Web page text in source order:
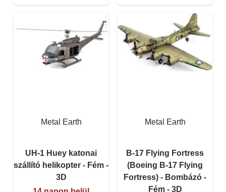
Metal Earth
UH-1 Huey katonai
szállító helikopter - Fém -
3D
Metal Earth
B-17 Flying Fortress
(Boeing B-17 Flying
Fortress) - Bombázó -
Fém - 3D